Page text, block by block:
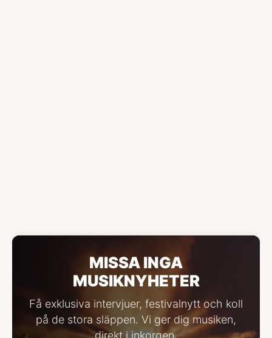
MISSA INGA
MUSIKNYHETER
Få exklusiva intervjuer, festivalnytt och koll
på de stora släppen. Vi ger dig musiken,
direkt i inkorgen.